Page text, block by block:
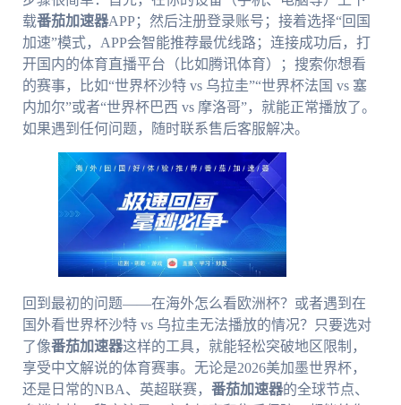
载番茄加速器APP；然后注册登录账号；接着选择“回国
加速”模式，APP会智能推荐最优线路；连接成功后，打
开国内的体育直播平台（比如腾讯体育）；搜索你想看
的赛事，比如“世界杯沙特 vs 乌拉圭”“世界杯法国 vs 塞
内加尔”或者“世界杯巴西 vs 摩洛哥”，就能正常播放了。
如果遇到任何问题，随时联系售后客服解决。
回到最初的问题——在海外怎么看欧洲杯？或者遇到在
国外看世界杯沙特 vs 乌拉圭无法播放的情况？只要选对
了像番茄加速器这样的工具，就能轻松突破地区限制，
享受中文解说的体育赛事。无论是2026美加墨世界杯，
还是日常的NBA、英超联赛， 番茄加速器的全球节点、